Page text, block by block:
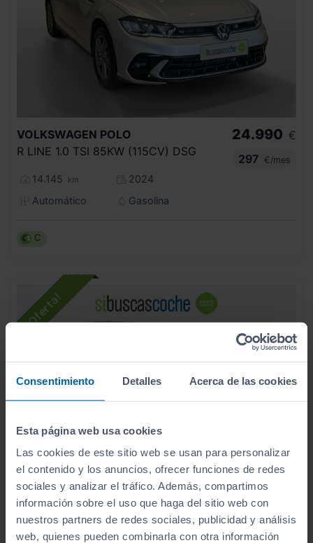
Consentimiento Detalles Acerca de las cookies
Esta página web usa cookies
Las cookies de este sitio web se usan para personalizar
el contenido y los anuncios, ofrecer funciones de redes
sociales y analizar el tráfico. Además, compartimos
información sobre el uso que haga del sitio web con
nuestros partners de redes sociales, publicidad y análisis
web, quienes pueden combinarla con otra información
VOLKSWAGEN POLO
R LINE 1.0 TSI 85KW (115CV) DSG
14.145 km
2024
Automático
Gasolina
24.990 €
297
€/mes
C
- 4.000
CUPRA LEON
1.5 TSI 110KW (150CV)
26.990
22.990